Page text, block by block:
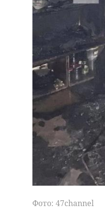
Фото: 47channel